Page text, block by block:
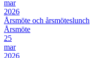
mar
2026
Årsmöte och årsmöteslunch
Årsmöte
25
mar
2026